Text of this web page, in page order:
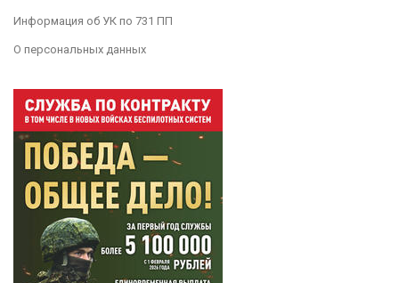
Информация об УК по 731 ПП
О персональных данных